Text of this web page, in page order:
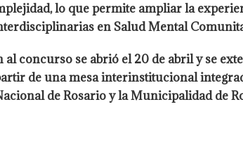
lo que permite ampliar la
en Salud Mental
concurso se abrió el 20 de abril y se
de una mesa interinstitucional
de Rosario y la Municipalidad de